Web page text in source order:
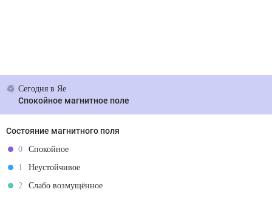
Сегодняв Яе
Спокойное магнитное поле
Состояние магнитного поля
0
Спокойное
1
Неустойчивое
2
Слабо возмущённое